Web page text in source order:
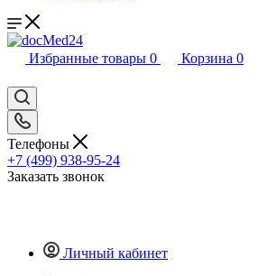
Избранные товары 0 Корзина 0
Телефоны
+7 (499) 938-95-24
Заказать звонок
Личный кабинет